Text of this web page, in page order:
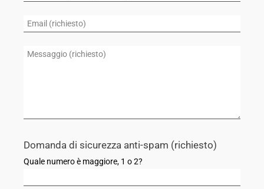
Domanda di sicurezza anti-spam (richiesto)
Quale numero è maggiore, 1 o 2?